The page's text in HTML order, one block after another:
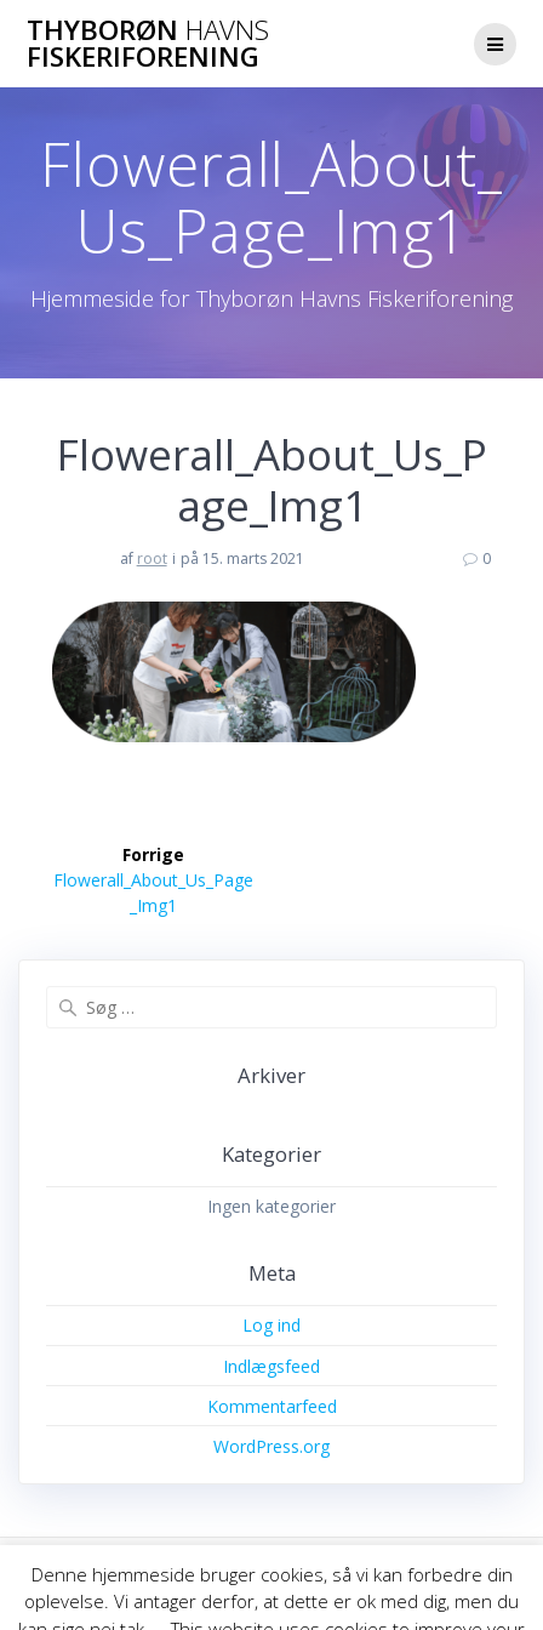
THYBORØN HAVNS
FISKERIFORENING
Flowerall_About_
Us_Page_Img1
Hjemmeside for Thyborøn Havns Fiskeriforening
Flowerall_About_Us_P
age_Img1
af root i på 15. marts 2021 0
Indlægsnavigation
Forrige
Forrige
Flowerall_About_Us_Page
_Img1
Arkiver
Kategorier
Ingen kategorier
Meta
Log ind
Indlægsfeed
Kommentarfeed
WordPress.org
© 2026 Thyborøn Havns Fiskeriforening. Bygget ved at bruge
Denne hjemmeside bruger cookies, så vi kan forbedre din
oplevelse. Vi antager derfor, at dette er ok med dig, men du